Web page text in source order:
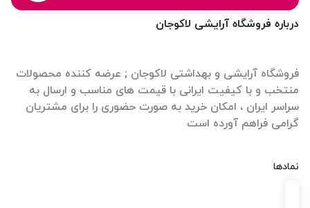
درباره فروشگاه آرایشی لاکوجان
فروشگاه آرایشی و بهداشتی لاکوجان ; عرضه کننده محصولات
منتخب و با کیفیت ایرانی با قیمت های مناسب و ارسال به
سراسر ایران ، امکان خرید به صورت حضوری را برای مشتریان
گرامی فراهم آورده است
نمادها